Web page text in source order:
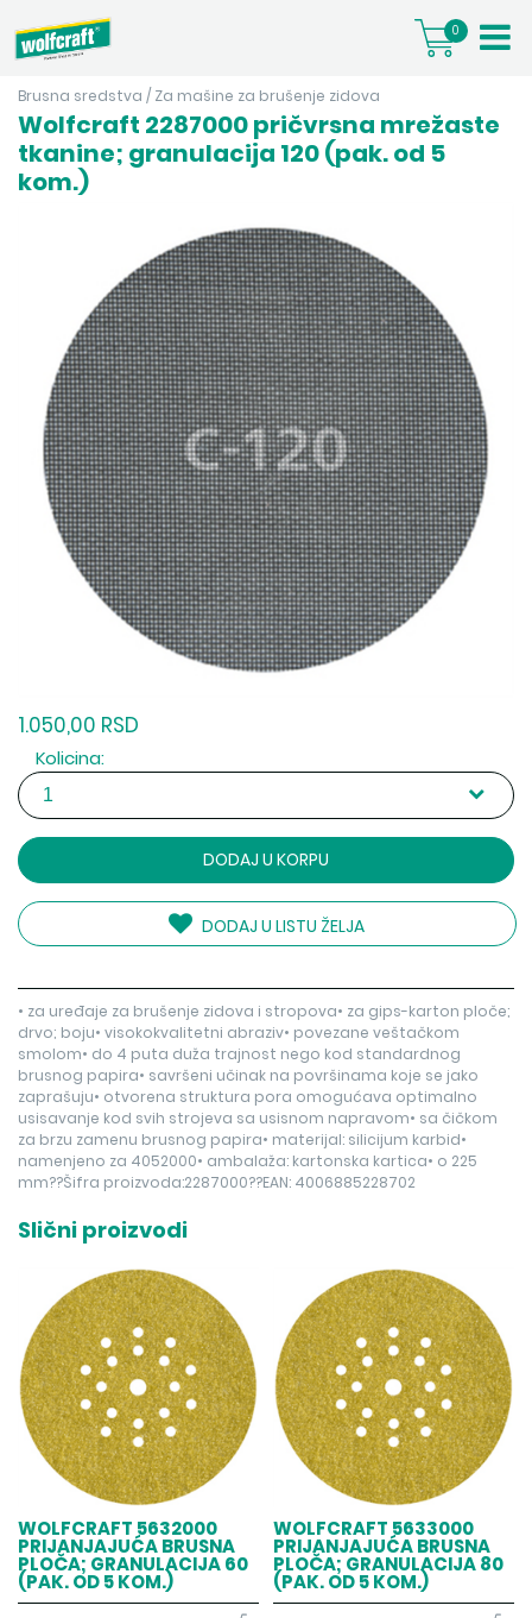
0
Brusna sredstva / Za mašine za brušenje zidova
Wolfcraft 2287000 pričvrsna mrežaste
tkanine; granulacija 120 (pak. od 5
kom.)
1.050,00 RSD
Kolicina:
DODAJ U KORPU
DODAJ U LISTU ŽELJA
• za uređaje za brušenje zidova i stropova• za gips-karton ploče;
drvo; boju• visokokvalitetni abraziv• povezane veštačkom
smolom• do 4 puta duža trajnost nego kod standardnog
brusnog papira• savršeni učinak na površinama koje se jako
zaprašuju• otvorena struktura pora omogućava optimalno
usisavanje kod svih strojeva sa usisnom napravom• sa čičkom
za brzu zamenu brusnog papira• materijal: silicijum karbid•
namenjeno za 4052000• ambalaža: kartonska kartica• o 225
mm??Šifra proizvoda:2287000??EAN: 4006885228702
Slični proizvodi
WOLFCRAFT 5632000
PRIJANJAJUĆA BRUSNA
PLOČA; GRANULACIJA 60
(PAK. OD 5 KOM.)
WOLFCRAFT 5633000
PRIJANJAJUĆA BRUSNA
PLOČA; GRANULACIJA 80
(PAK. OD 5 KOM.)